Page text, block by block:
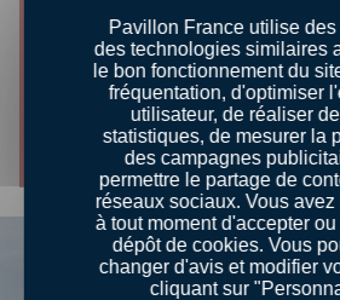
CONSEILS DÉGUSTATION
CUISSON À LA POÊLE
Découvrir le conseil
Pavillon France utilise
des technologies similaires
le bon fonctionnement du
fréquentation, d'optimiser
utilisateur, de réaliser
statistiques, de mesurer la
des campagnes
permettre le partage de
réseaux sociaux. Vous
à tout moment d'accepter
dépôt de cookies. Vous
changer d'avis et modifier
cliquant sur